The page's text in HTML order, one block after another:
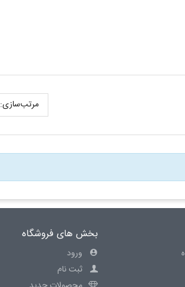
مرتب‌سازی:
بخش های فروشگاه
ورود
ثبت نام